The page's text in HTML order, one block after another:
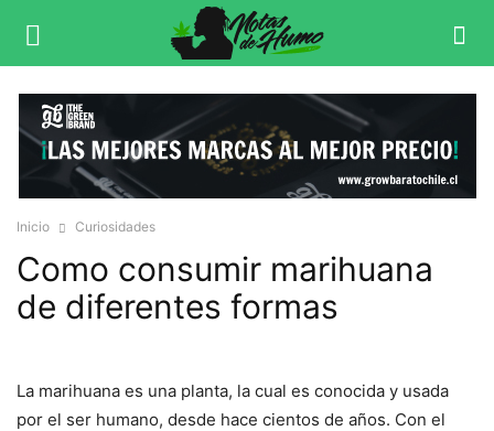
Inicio Curiosidades
Como consumir marihuana
de diferentes formas
La marihuana es una planta, la cual es conocida y usada
por el ser humano, desde hace cientos de años. Con el